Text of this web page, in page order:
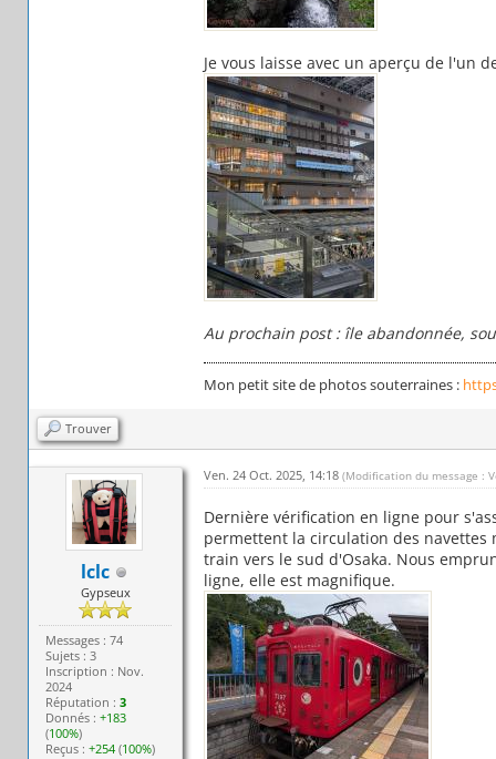
Je vous laisse avec un aperçu de l'un
Au prochain post : île abandonnée,
Mon petit site de photos souterraines :
Trouver
lclc
Gypseux
Messages : 74
Sujets : 3
Inscription : Nov.
2024
Réputation :3
Donnés :+183
(100%)
Reçus :+254 (100%)
Ven. 24 Oct. 2025, 14:18 (Modification du message :
Dernière vérification en ligne pour
permettent la circulation des
train vers le sud d'Osaka. Nous
ligne, elle est magnifique.